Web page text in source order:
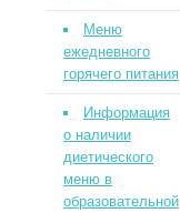
Меню
ежедневного
горячего питания
Информация
о наличии
диетического
меню в
образовательной